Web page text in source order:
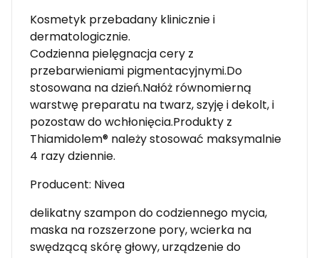
Kosmetyk przebadany klinicznie i
dermatologicznie.
Codzienna pielęgnacja cery z
przebarwieniami pigmentacyjnymi.Do
stosowana na dzień.Nałóż równomierną
warstwę preparatu na twarz, szyję i dekolt, i
pozostaw do wchłonięcia.Produkty z
Thiamidolem® należy stosować maksymalnie
4 razy dziennie.
Producent: Nivea
delikatny szampon do codziennego mycia,
maska na rozszerzone pory, wcierka na
swędzącą skórę głowy, urządzenie do